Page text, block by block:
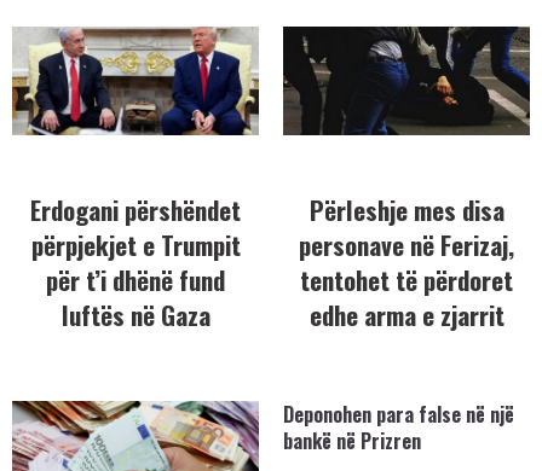
Erdogani përshëndet
përpjekjet e Trumpit
për t’i dhënë fund
luftës në Gaza
Përleshje mes disa
personave në Ferizaj,
tentohet të përdoret
edhe arma e zjarrit
Deponohen para false në një
bankë në Prizren